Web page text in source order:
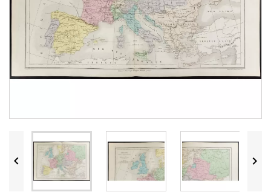
 